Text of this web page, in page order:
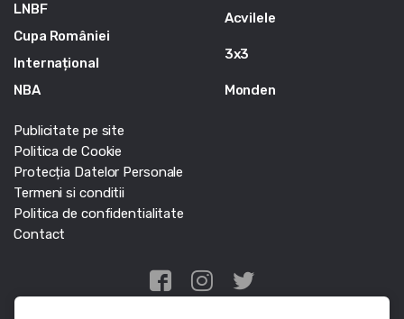
LNBF
Cupa României
Internațional
NBA
Acvilele
3x3
Monden
Publicitate pe site
Politica de Cookie
Protecția Datelor Personale
Termeni si conditii
Politica de confidentialitate
Contact